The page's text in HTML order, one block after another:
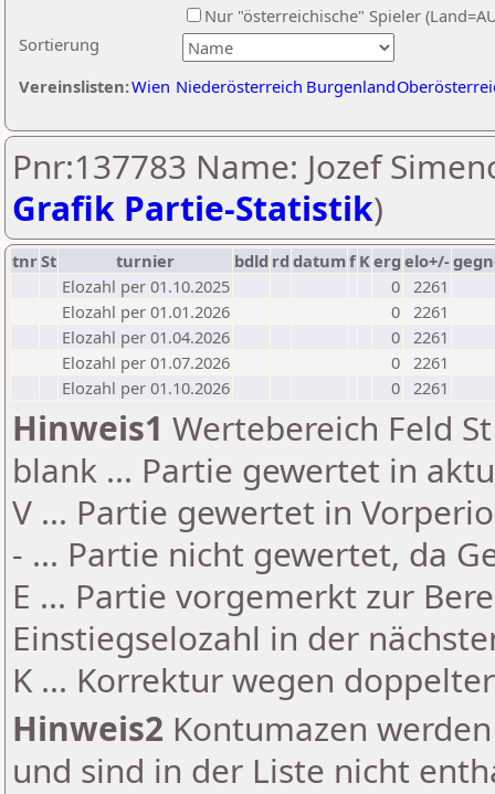
Sortierung
Nur "österreichische" Spieler
Vereinslisten:Wien Niederösterreich Burgenland
Pnr:137783 Name: Jozef
Grafik Partie-Statistik)
tnrSt turnier bdld rd datumf Kerg elo+/-
Elozahl per 01.10.2025
0 2261
Elozahl per 01.01.2026
0 2261
Elozahl per 01.04.2026
0 2261
Elozahl per 01.07.2026
0 2261
Elozahl per 01.10.2026
0 2261
Hinweis1 Wertebereich Feld
blank ... Partie gewertet in
V ... Partie gewertet in
- ... Partie nicht gewertet, da
E ... Partie vorgemerkt zur
Einstiegselozahl in der
K ... Korrektur wegen
Hinweis2 Kontumazen
und sind in der Liste nicht